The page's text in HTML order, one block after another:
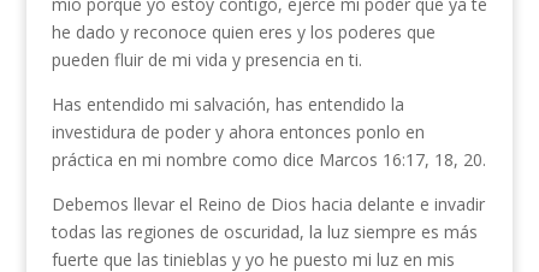
he dado y reconoce quien eres y los poderes que
pueden fluir de mi vida y presencia en ti.
Has entendido mi salvación, has entendido la
investidura de poder y ahora entonces ponlo en
práctica en mi nombre como dice Marcos 16:17, 18, 20.
Debemos llevar el Reino de Dios hacia delante e invadir
todas las regiones de oscuridad, la luz siempre es más
fuerte que las tinieblas y yo he puesto mi luz en mis